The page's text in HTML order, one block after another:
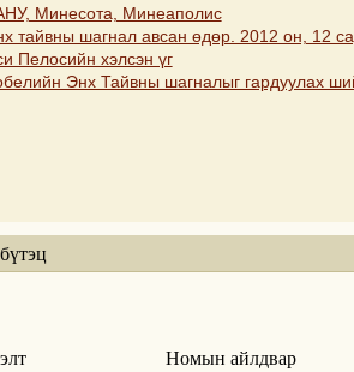
Минесота, Минеаполис
тайвны шагнал авсан өдөр. 2012 он, 12
Пелосийн хэлсэн үг
Энх Тайвны шагналыг гардуулах
Номын айлдвар